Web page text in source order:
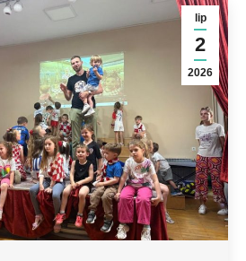
lip
2
2026